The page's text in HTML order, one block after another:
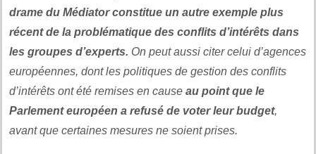
drame du Médiator constitue un autre exemple plus
récent de la problématique des conflits d’intérêts dans
les groupes d’experts. On peut aussi citer celui d’agences
européennes, dont les politiques de gestion des conflits
d’intérêts ont été remises en cause au point que le
Parlement européen a refusé de voter leur budget,
avant que certaines mesures ne soient prises.